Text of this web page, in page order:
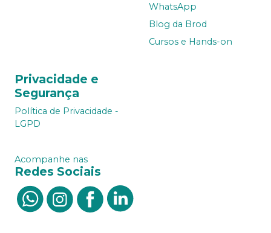
WhatsApp
Blog da Brod
Cursos e Hands-on
Privacidade e
Segurança
Política de Privacidade -
LGPD
Acompanhe nas
Redes Sociais